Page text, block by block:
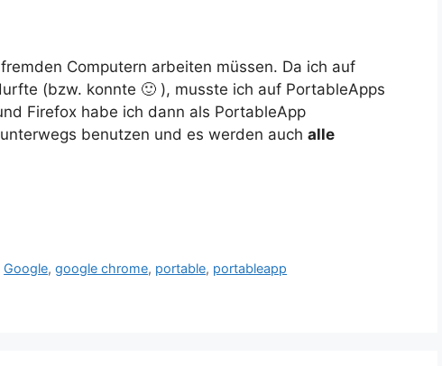
Computern arbeiten müssen. Da ich auf
(bzw. konnte 🙂 ), musste ich auf PortableApps
Firefox habe ich dann als PortableApp
benutzen und es werden auch alle
Google,google chrome, portable, portableapp